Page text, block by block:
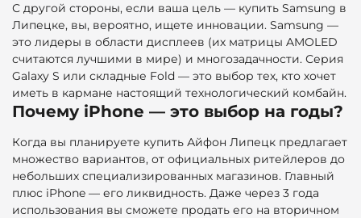
С другой стороны, если ваша цель — купить Samsung в
Липецке, вы, вероятно, ищете инновации. Samsung —
это лидеры в области дисплеев (их матрицы AMOLED
считаются лучшими в мире) и многозадачности. Серия
Galaxy S или складные Fold — это выбор тех, кто хочет
иметь в кармане настоящий технологический комбайн.
Почему iPhone — это выбор на годы?
Когда вы планируете купить Айфон Липецк предлагает
множество вариантов, от официальных ритейлеров до
небольших специализированных магазинов. Главный
плюс iPhone — его ликвидность. Даже через 3 года
использования вы сможете продать его на вторичном